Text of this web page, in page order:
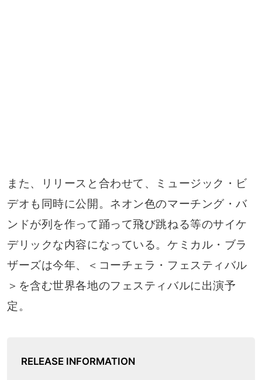
また、リリースと合わせて、ミュージック・ビ
デオも同時に公開。ネオン色のマーチング・バ
ンドが列を作って踊って飛び跳ねる等のサイケ
デリックな内容になっている。ケミカル・ブラ
ザーズは今年、＜コーチェラ・フェスティバル
＞を含む世界各地のフェスティバルに出演予
定。
RELEASE INFORMATION